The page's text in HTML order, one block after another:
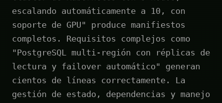
escalando automáticamente a 10, con
soporte de GPU" produce manifiestos
completos. Requisitos complejos como
"PostgreSQL multi-región con réplicas de
lectura y failover automático" generan
cientos de líneas correctamente. La
gestión de estado, dependencias y manejo